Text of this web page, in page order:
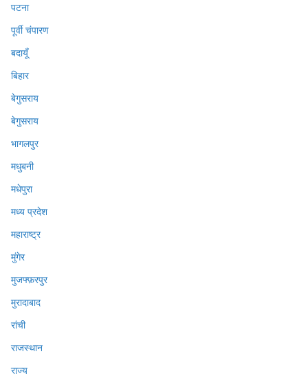
पटना
पूर्वी चंपारण
बदायूँ
बिहार
बेगुसराय
बेगुसराय
भागलपुर
मधुबनी
मधेपुरा
मध्य प्रदेश
महाराष्ट्र
मुंगेर
मुजफ्फ़रपुर
मुरादाबाद
रांची
राजस्थान
राज्य